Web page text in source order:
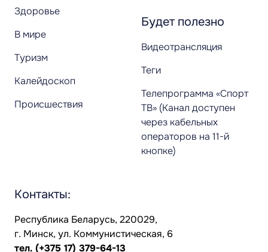
Здоровье
В мире
Туризм
Калейдоскоп
Происшествия
Будет полезно
Видеотрансляция
Теги
Телепрограмма «Спорт
ТВ» (Канал доступен
через кабельных
операторов на 11-й
кнопке)
Контакты:
Республика Беларусь, 220029,
г. Минск, ул. Коммунистическая, 6
тел. (+375 17) 379-64-13